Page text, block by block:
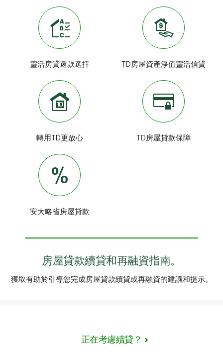
靈活房貸還款選擇 TD房屋資產淨值靈活信貸
轉用TD更放心 TD房屋貸款保障
安大略省房屋貸款
房屋貸款續貸和再融資指南。
獲取有助於引導您完成房屋貸款續貸或再融資的建議和提示。
正在考慮續貸？